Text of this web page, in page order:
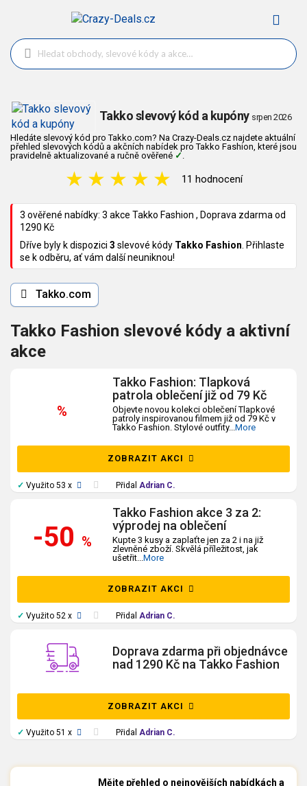
Takko slevový kód a kupóny srpen 2026
Hledáte slevový kód pro Takko.com? Na Crazy-Deals.cz najdete aktuální
přehled slevových kódů a akčních nabídek pro Takko Fashion, které jsou
pravidelně aktualizované a ručně ověřené ✓ .
★ ★ ★ ★ ★ 11 hodnocení
3 ověřené nabídky: 3 akce Takko Fashion , Doprava zdarma od
1290 Kč
Dříve byly k dispozici 3 slevové kódy Takko Fashion . Přihlaste
se k odběru, ať vám další neuniknou!
Takko.com
Takko Fashion slevové kódy a aktivní
akce
%
Takko Fashion: Tlapková
patrola oblečení již od 79 Kč
Objevte novou kolekci oblečení Tlapkové
patroly inspirovanou filmem již od 79 Kč v
Takko Fashion. Stylové outfity...More
ZOBRAZIT AKCI
✓ Využito 53 x Přidal Adrian C.
-50 %
Takko Fashion akce 3 za 2:
výprodej na oblečení
Kupte 3 kusy a zaplaťte jen za 2 i na již
zlevněné zboží. Skvělá příležitost, jak
ušetřit ...More
ZOBRAZIT AKCI
✓ Využito 52 x Přidal Adrian C.
Doprava zdarma při objednávce
nad 1290 Kč na Takko Fashion
ZOBRAZIT AKCI
✓ Využito 51 x Přidal Adrian C.
Mějte přehled o nejnovějších nabídkách a